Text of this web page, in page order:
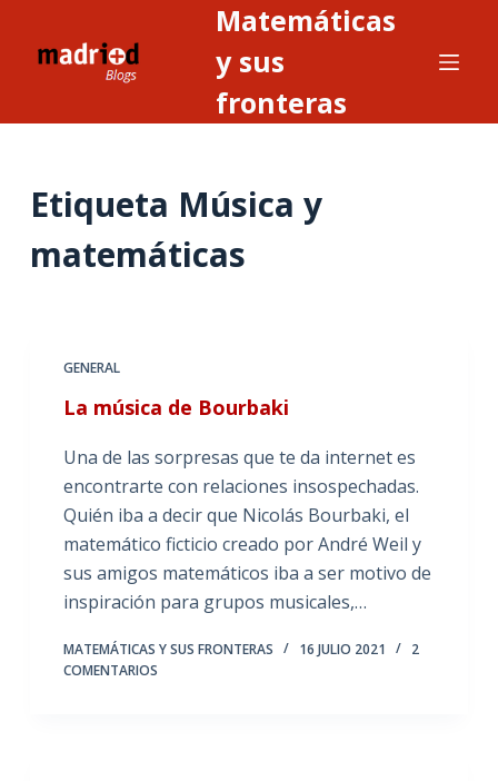
Matemáticas
y sus
fronteras
Etiqueta Música y
matemáticas
GENERAL
La música de Bourbaki
Una de las sorpresas que te da internet es
encontrarte con relaciones insospechadas.
Quién iba a decir que Nicolás Bourbaki, el
matemático ficticio creado por André Weil y
sus amigos matemáticos iba a ser motivo de
inspiración para grupos musicales,…
MATEMÁTICAS Y SUS FRONTERAS 16 JULIO 2021
2
COMENTARIOS